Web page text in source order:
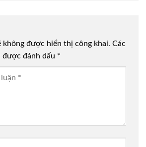
không được hiển thị công khai. Các
đánh dấu *